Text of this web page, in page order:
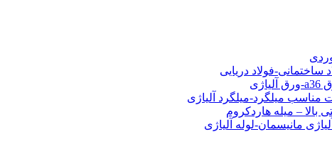
ساختمانی-فولاد دریایی
مناسب میلگرد-میلگرد آلیاژی
– میله هاردکروم
مانیسمان-لوله آلیاژی